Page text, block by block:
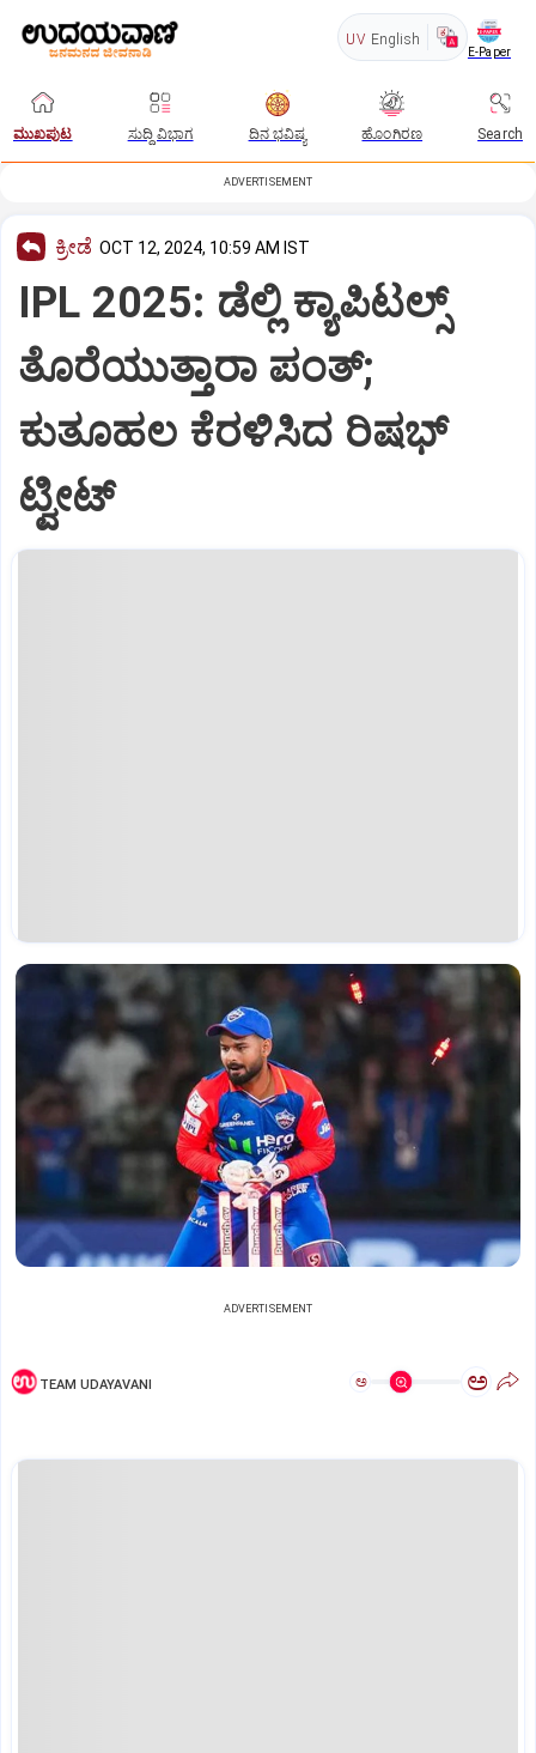
UV English
E-Paper
ಮುಖಪುಟ ಸುದ್ದಿ ವಿಭಾಗ ದಿನ ಭವಿಷ್ಯ ಹೊಂಗಿರಣ Search
ADVERTISEMENT
ಕ್ರೀಡೆ OCT 12, 2024, 10:59 AM IST
IPL 2025: ಡೆಲ್ಲಿ ಕ್ಯಾಪಿಟಲ್ಸ್‌
ತೊರೆಯುತ್ತಾರಾ ಪಂತ್;‌
ಕುತೂಹಲ ಕೆರಳಿಸಿದ ರಿಷಭ್
ಟ್ವೀಟ್‌
ADVERTISEMENT
TEAM UDAYAVANI ಅ ಅ